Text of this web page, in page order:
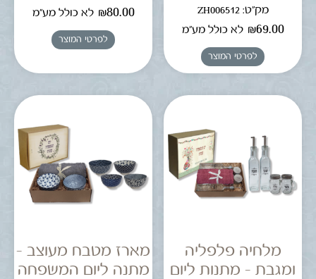
מק"ט: ZH006512
₪69.00 לא כולל מע"מ
לפרטי המוצר
₪80.00 לא כולל מע"מ
לפרטי המוצר
מלחיה פלפליה
ומגבת – מתנות ליום
מארז מטבח מעוצב –
מתנה ליום המשפחה